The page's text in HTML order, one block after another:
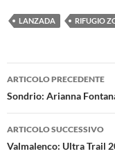
e
b
o
o
k
at
s
A
p
p
ail
LANZADA RIFUGIO
Navigazione
articolo
ARTICOLO PRECEDENTE
Sondrio: Arianna
ARTICOLO SUCCESSIVO
Valmalenco: Ultra Trail